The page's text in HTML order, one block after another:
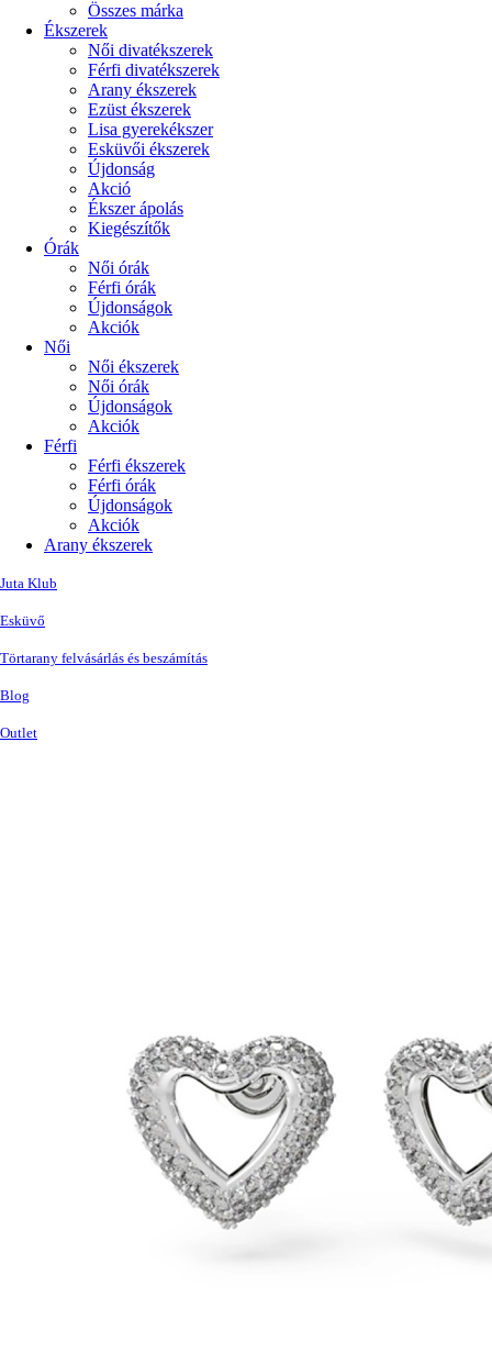
Összes márka
Ékszerek
Női divatékszerek
Férfi divatékszerek
Arany ékszerek
Ezüst ékszerek
Lisa gyerekékszer
Esküvői ékszerek
Újdonság
Akció
Ékszer ápolás
Kiegészítők
Órák
Női órák
Férfi órák
Újdonságok
Akciók
Női
Női ékszerek
Női órák
Újdonságok
Akciók
Férfi
Férfi ékszerek
Férfi órák
Újdonságok
Akciók
Arany ékszerek
Juta Klub
Esküvő
Törtarany felvásárlás és beszámítás
Blog
Outlet